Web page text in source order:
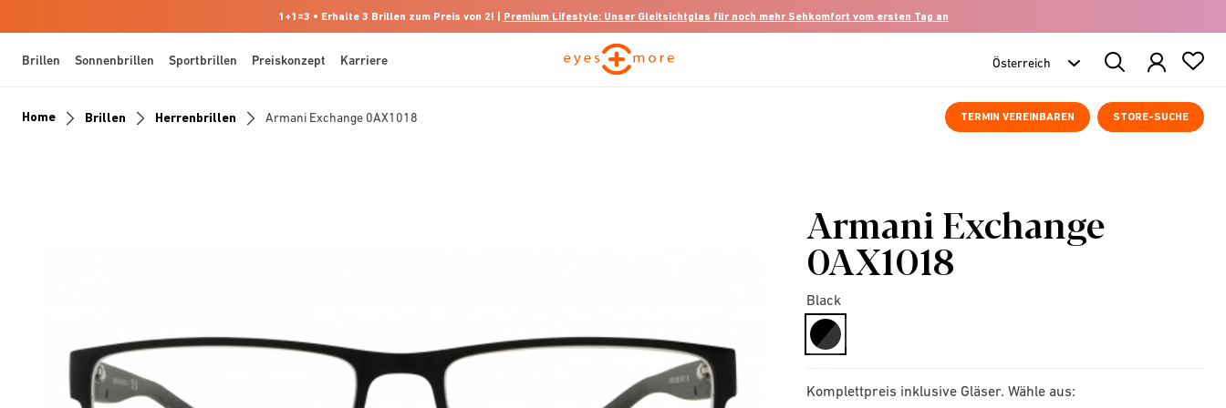
1+1=3 • Erhalte 3 Brillen zum Preis von 2! | Premium Lifestyle: Unser Gleitsichtglas für noch mehr Sehkomfort vom ersten Tag an
Brillen Sonnenbrillen Sportbrillen Preiskonzept Karriere
Search
Products
TERMIN VEREINBAREN STORE-SUCHE
Home Brillen Herrenbrillen Armani Exchange 0AX1018
Armani Exchange
0AX1018
Black
selected
Komplettpreis inklusive Gläser. Wähle aus: